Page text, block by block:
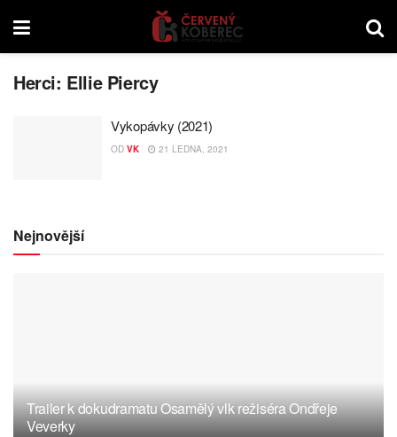
Herci: Ellie Piercy
Vykopávky (2021)
OD VK 21 LEDNA, 2021
Nejnovější
Trailer k dokudramatu Osamělý vlk režiséra Ondřeje
Veverky